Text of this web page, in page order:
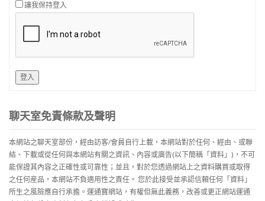
讓我保持登入
登入
聊天室免責條款及聲明
本網站之聊天室部份，經由訪客/會員自行上載，本網站對於任何、經由、或聯
結、下載或從任何與本網站有關之資訊、內容或廣告(以下簡稱「資料」)，不可
能保證其內容之正確性或可靠性；並且，對於您透過網站上之資料購買或取得
之任何産品，本網站不負適用性之責任。 您於此接受並承認信賴任何「資料」
所生之風險應自行承擔。運通寶網站，有權但無此義務，改善或更正網站運通